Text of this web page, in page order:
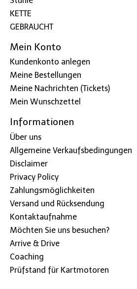
KETTE
GEBRAUCHT
Mein Konto
Kundenkonto anlegen
Meine Bestellungen
Meine Nachrichten (Tickets)
Mein Wunschzettel
Informationen
Über uns
Allgemeine Verkaufsbedingungen
Disclaimer
Privacy Policy
Zahlungsmöglichkeiten
Versand und Rücksendung
Kontaktaufnahme
Möchten Sie uns besuchen?
Arrive & Drive
Coaching
Prüfstand für Kartmotoren